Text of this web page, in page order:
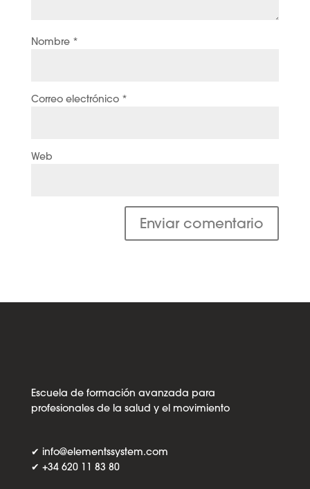
Nombre *
Correo electrónico *
Web
Escuela de formación avanzada para
profesionales de la salud y el movimiento
✔ info@elementssystem.com
✔ +34 620 11 83 80